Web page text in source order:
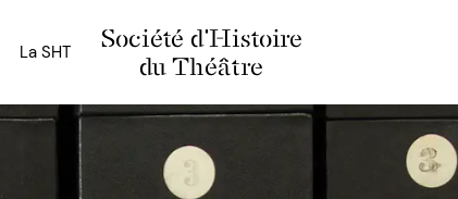
Société d'Histoire
du Théâtre
La SHT